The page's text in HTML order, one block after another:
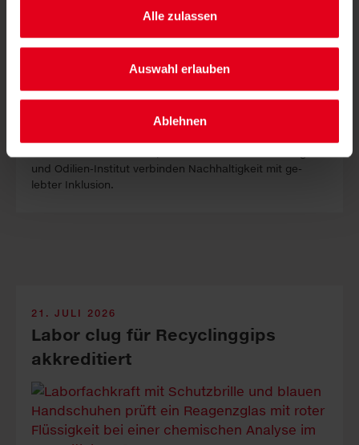
Alle zulassen
Auswahl erlauben
Ablehnen
und Odilien-In­stitut ver­binden Nach­haltig­keit mit ge­
lebter In­klus­ion.
21. JULI 2026
Labor clug für Recyclinggips
akkreditiert